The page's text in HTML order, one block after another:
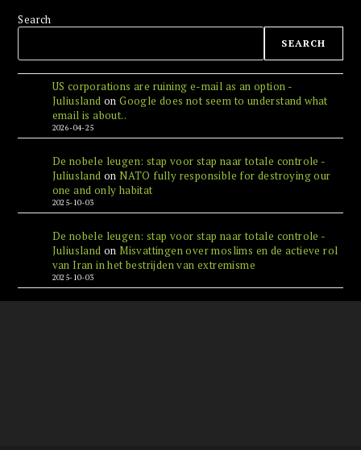
Search
SEARCH
US corporations are ruining e-mail as an option -
Juliusland onGoogle does not seem to understand what
email is about..
2026-04-25
De nobele leugen: stap voor stap naar totale controle -
Juliusland onNATO fully responsible for destroying our
one and only habitat
2025-10-03
De nobele leugen: stap voor stap naar totale controle -
Juliusland onMisvattingen over moslims en de actieve rol
van Iran in het bestrijden van extremisme
2025-10-03